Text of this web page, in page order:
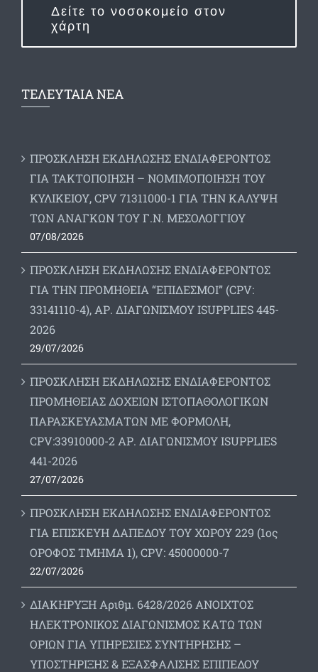
Δείτε το νοσοκομείο στον
χάρτη
ΤΕΛΕΥΤΑΙΑ ΝΕΑ
ΠΡΟΣΚΛΗΣΗ ΕΚΔΗΛΩΣΗΣ ΕΝΔΙΑΦΕΡΟΝΤΟΣ
ΓΙΑ ΤΑΚΤΟΠΟΙΗΣΗ – ΝΟΜΙΜΟΠΟΙΗΣΗ ΤΟΥ
ΚΥΛΙΚΕΙΟΥ, CPV 71311000-1 ΓΙΑ ΤΗΝ ΚΑΛΥΨΗ
ΤΩΝ ΑΝΑΓΚΩΝ ΤΟΥ Γ.Ν. ΜΕΣΟΛΟΓΓΙΟΥ
07/08/2026
ΠΡΟΣΚΛΗΣΗ ΕΚΔΗΛΩΣΗΣ ΕΝΔΙΑΦΕΡΟΝΤΟΣ
ΓΙΑ ΤΗΝ ΠΡΟΜΗΘΕΙΑ “ΕΠΙΔΕΣΜΟΙ” (CPV:
33141110-4), ΑΡ. ΔΙΑΓΩΝΙΣΜΟΥ ISUPPLIES 445-
2026
29/07/2026
ΠΡΟΣΚΛΗΣΗ ΕΚΔΗΛΩΣΗΣ ΕΝΔΙΑΦΕΡΟΝΤΟΣ
ΠΡΟΜΗΘΕΙΑΣ ΔΟΧΕΙΩΝ ΙΣΤΟΠΑΘΟΛΟΓΙΚΩΝ
ΠΑΡΑΣΚΕΥΑΣΜΑΤΩΝ ΜΕ ΦΟΡΜΟΛΗ,
CPV:33910000-2 ΑΡ. ΔΙΑΓΩΝΙΣΜΟΥ ΙSUPPLIES
441-2026
27/07/2026
ΠΡΟΣΚΛΗΣΗ ΕΚΔΗΛΩΣΗΣ ΕΝΔΙΑΦΕΡΟΝΤΟΣ
ΓΙΑ ΕΠΙΣΚΕΥΗ ΔΑΠΕΔΟΥ ΤΟΥ ΧΩΡΟΥ 229 (1ος
ΟΡΟΦΟΣ ΤΜΗΜΑ 1), CPV: 45000000-7
22/07/2026
ΔΙΑΚΗΡΥΞΗ Αριθμ. 6428/2026 ΑΝΟΙΧΤΟΣ
ΗΛΕΚΤΡΟΝΙΚΟΣ ΔΙΑΓΩΝΙΣΜΟΣ ΚΑΤΩ ΤΩΝ
ΟΡΙΩΝ ΓΙΑ ΥΠΗΡΕΣΙΕΣ ΣΥΝΤΗΡΗΣΗΣ –
ΥΠΟΣΤΗΡΙΞΗΣ & ΕΞΑΣΦΑΛΙΣΗΣ ΕΠΙΠΕΔΟΥ